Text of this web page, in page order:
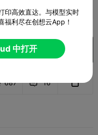
Cloud 中打开
687  16 
印高效直达。与模型实时
福利尽在创想云App！
中打开